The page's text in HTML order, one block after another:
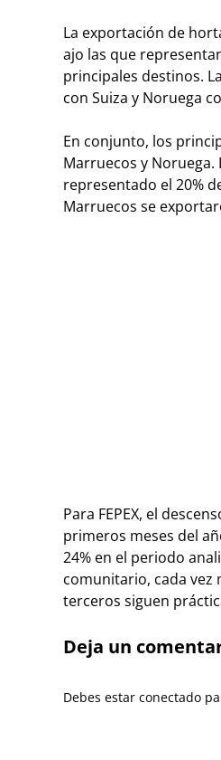
La exportación de
ajo las que
principales destinos.
con Suiza y Noruega
En conjunto, los
Marruecos y Noruega.
representado el 20%
Marruecos se
Para FEPEX, el
primeros meses del
24% en el periodo
comunitario, cada vez
terceros siguen
Deja un
Debes estar conectado